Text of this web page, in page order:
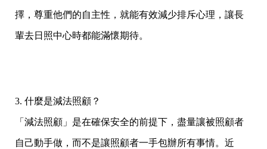
擇，尊重他們的自主性，就能有效減少排斥心理，讓長
輩去日照中心時都能滿懷期待。
3. 什麼是減法照顧？
「減法照顧」是在確保安全的前提下，盡量讓被照顧者
自己動手做，而不是讓照顧者一手包辦所有事情。近